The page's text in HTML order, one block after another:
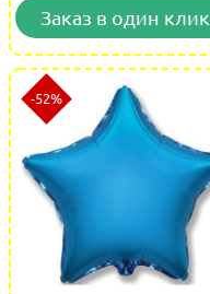
Заказ в один клик
-52%